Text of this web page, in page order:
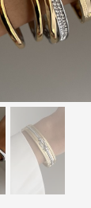
BRIDAL
SALES
SHOP THE